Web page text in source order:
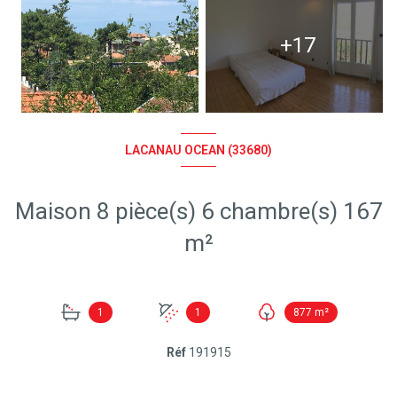
+17
LACANAU OCEAN (33680)
Maison 8 pièce(s) 6 chambre(s) 167
m²
1 1 877 m²
Réf 191915